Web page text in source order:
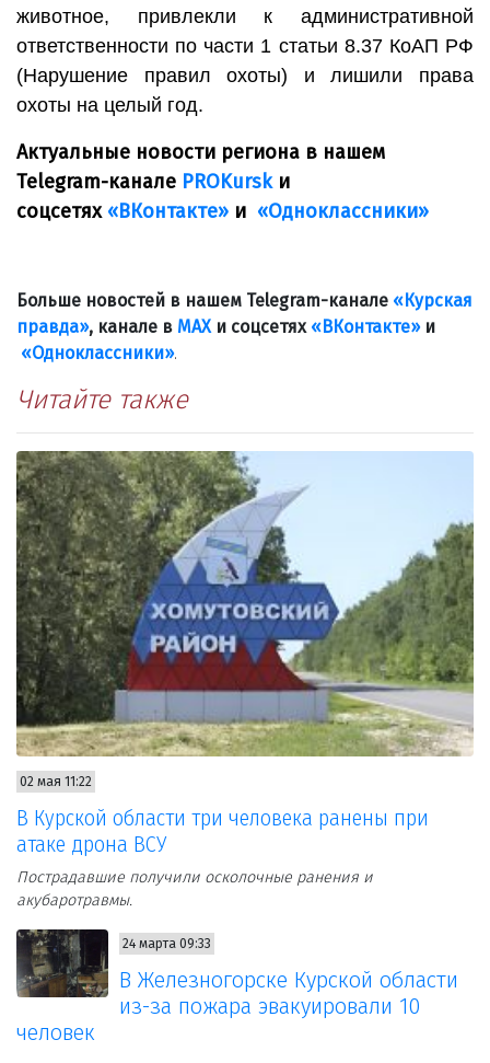
животное, привлекли к административной
ответственности по части 1 статьи 8.37 КоАП РФ
(Нарушение правил охоты) и лишили права
охоты на целый год.
Актуальные новости региона в нашем
Telegram-канале PROKurskи
соцсетях «ВКонтакте» и «Одноклассники»
Больше новостей в нашем Telegram-канале «Курская
правда», канале в МАХи соцсетях «ВКонтакте»и
«Одноклассники».
Читайте также
02 мая 11:22
В Курской области три человека ранены при
атаке дрона ВСУ
Пострадавшие получили осколочные ранения и
акубаротравмы.
24 марта 09:33
В Железногорске Курской области
из-за пожара эвакуировали 10
человек